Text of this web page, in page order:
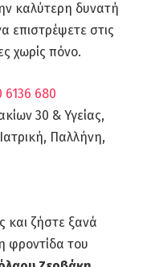
καλύτερη δυνατή
επιστρέψετε στις
χωρίς πόνο.
6136 680
30 & Υγείας,
Παλλήνη,
και ζήστε ξανά
φροντίδα του